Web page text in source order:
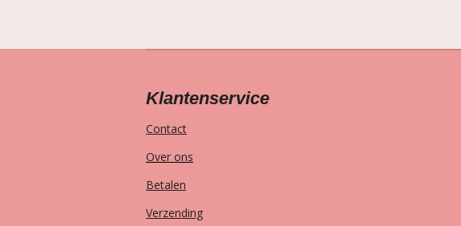
Klantenservice
Contact
Over ons
Betalen
Verzending